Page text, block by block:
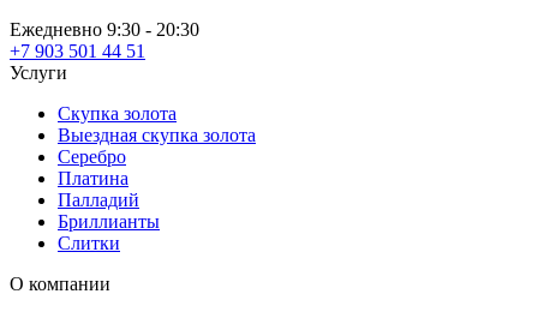
Ежедневно 9:30 - 20:30
+7 903 501 44 51
Услуги
Скупка золота
Выездная скупка золота
Серебро
Платина
Палладий
Бриллианты
Слитки
О компании